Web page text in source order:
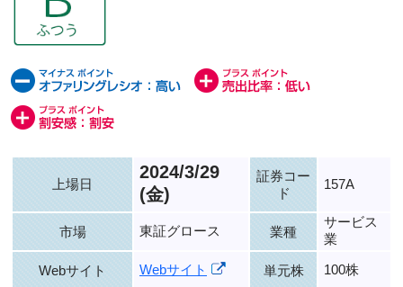
上場日
2024/3/29
(金)
証券コー
ド
157A
市場 東証グロース 業種
サービス
業
Webサイト Webサイト 単元株 100株